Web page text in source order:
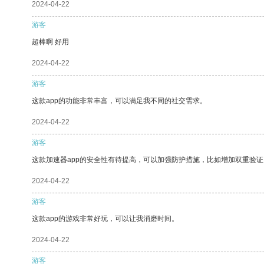
2024-04-22
游客
超棒啊 好用
2024-04-22
游客
这款app的功能非常丰富，可以满足我不同的社交需求。
2024-04-22
游客
这款加速器app的安全性有待提高，可以加强防护措施，比如增加双重验
2024-04-22
游客
这款app的游戏非常好玩，可以让我消磨时间。
2024-04-22
游客